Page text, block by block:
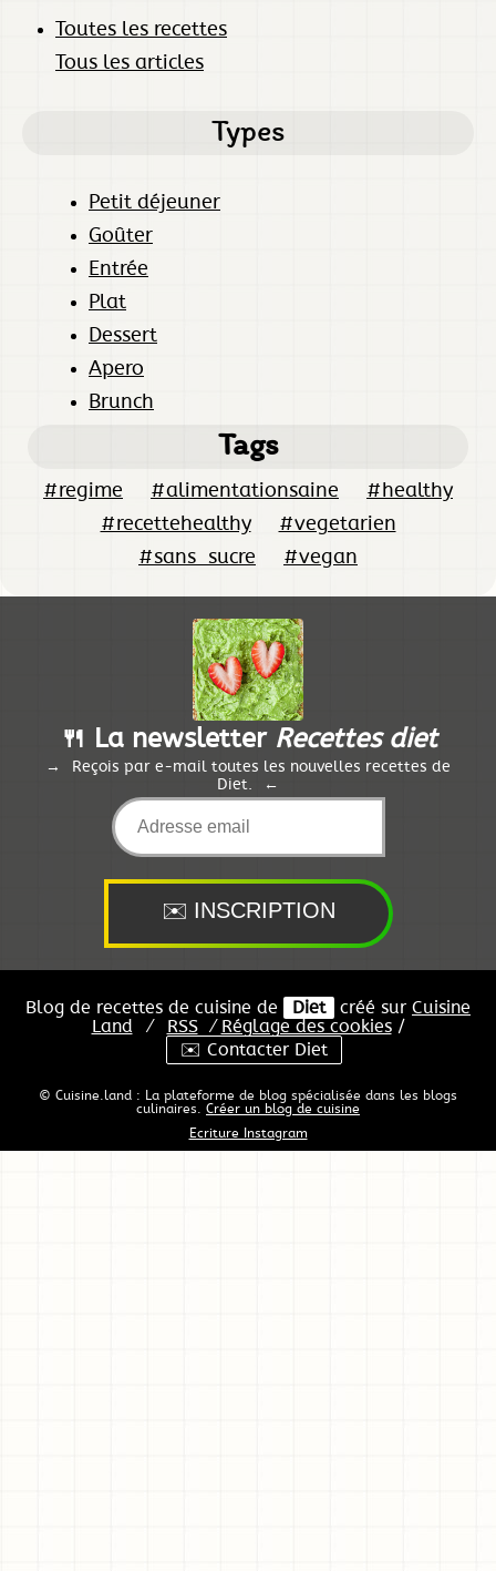
Toutes les recettes
Tous les articles
Types
Petit déjeuner
Goûter
Entrée
Plat
Dessert
Apero
Brunch
Tags
#regime #alimentationsaine
#healthy
#recettehealthy
#vegetarien
#sans_sucre
#vegan
🍴 La newsletter Recettes diet
Reçois par e-mail toutes les nouvelles recettes de
Diet.
Blog de recettes de cuisine de Diet créé sur Cuisine
Land
⁄ RSS ⁄ Réglage des cookies/
✉️ Contacter Diet
© Cuisine.land : La plateforme de blog spécialisée dans les blogs
culinaires. Créer un blog de cuisine
Ecriture Instagram